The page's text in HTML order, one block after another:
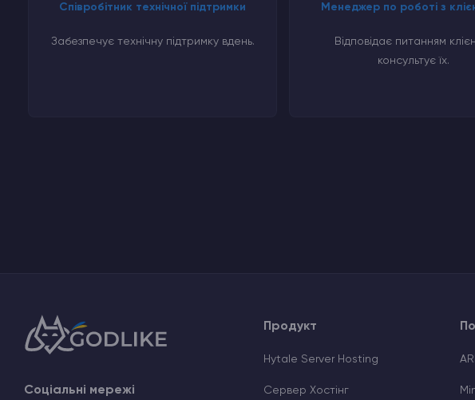
Співробітник технічної підтримки
Забезпечує технічну підтримку вдень.
Менеджер по роботі з
Відповідає питанням
консультує їх.
Продукт
Hytale Server Hosting
Сервер Хостінг
Соціальні мережі